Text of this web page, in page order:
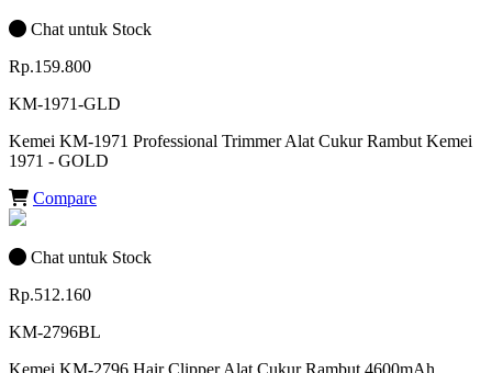
Chat untuk Stock
Rp.159.800
KM-1971-GLD
Kemei KM-1971 Professional Trimmer Alat Cukur Rambut Kemei
1971 - GOLD
Compare
Chat untuk Stock
Rp.512.160
KM-2796BL